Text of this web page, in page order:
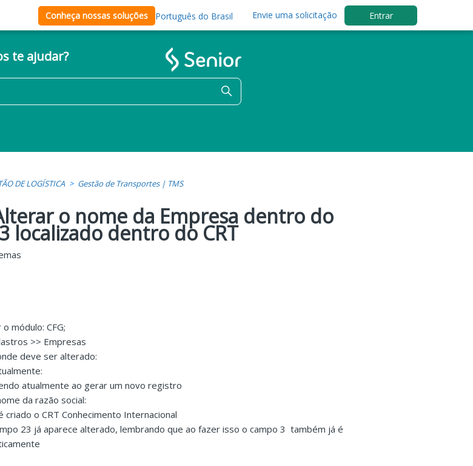
Conheça nossas soluções Português do Brasil Envie uma solicitação Entrar
te ajudar?
DE LOGÍSTICA Gestão de Transportes | TMS
o nome da Empresa dentro do
localizado dentro do CRT
o módulo: CFG;
>> Empresas
deve ser alterado:
atualmente ao gerar um novo registro
da razão social:
criado o CRT Conhecimento Internacional
23 já aparece alterado, lembrando que ao fazer isso o campo 3 também já é